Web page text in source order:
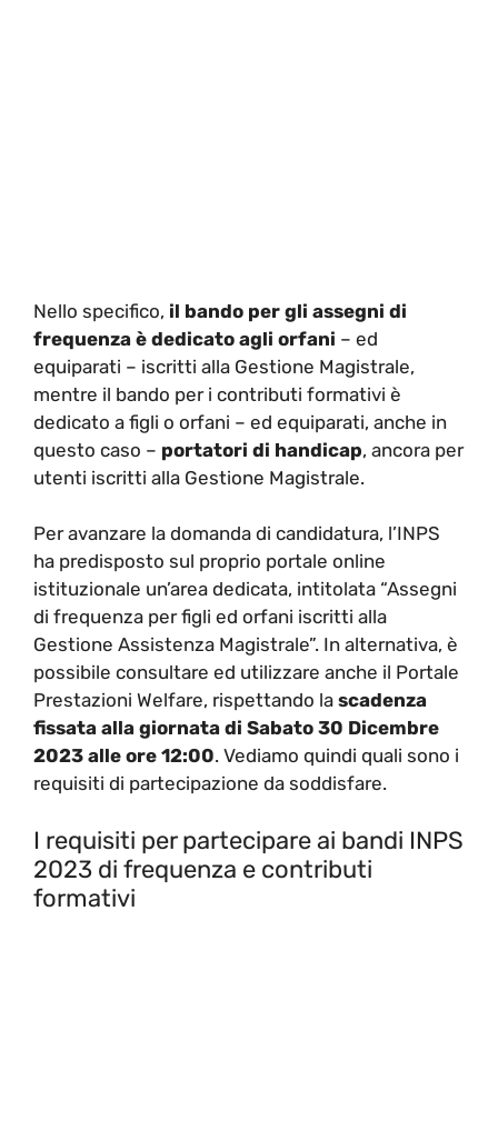
Nello specifico, il bando per gli assegni di
frequenza è dedicato agli orfani – ed
equiparati – iscritti alla Gestione Magistrale,
mentre il bando per i contributi formativi è
dedicato a figli o orfani – ed equiparati, anche in
questo caso – portatori di handicap, ancora per
utenti iscritti alla Gestione Magistrale.
Per avanzare la domanda di candidatura, l’INPS
ha predisposto sul proprio portale online
istituzionale un’area dedicata, intitolata “Assegni
di frequenza per figli ed orfani iscritti alla
Gestione Assistenza Magistrale”. In alternativa, è
possibile consultare ed utilizzare anche il Portale
Prestazioni Welfare, rispettando la scadenza
fissata alla giornata di Sabato 30 Dicembre
2023 alle ore 12:00. Vediamo quindi quali sono i
requisiti di partecipazione da soddisfare.
I requisiti per partecipare ai bandi INPS
2023 di frequenza e contributi
formativi